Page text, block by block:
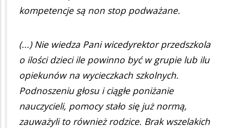
kompetencje są non stop podważane.
(...) Nie wiedza Pani wicedyrektor przedszkola
o ilości dzieci ile powinno być w grupie lub ilu
opiekunów na wycieczkach szkolnych.
Podnoszeniu głosu i ciągłe poniżanie
nauczycieli, pomocy stało się już normą,
zauważyli to również rodzice. Brak wszelakich